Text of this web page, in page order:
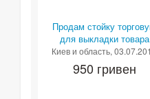
Продам стойку
для выкладки товара
Киев и область,
950 гривен